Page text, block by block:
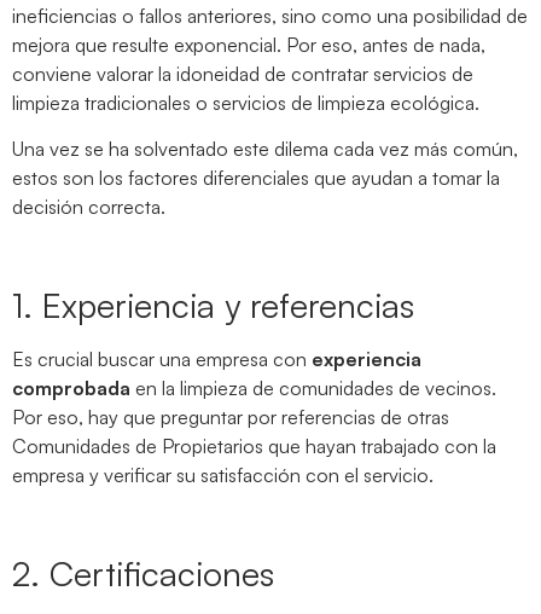
ineficiencias o fallos anteriores, sino como una posibilidad de
mejora que resulte exponencial. Por eso, antes de nada,
conviene valorar la idoneidad de contratar servicios de
limpieza tradicionales o servicios de limpieza ecológica.
Una vez se ha solventado este dilema cada vez más común,
estos son los factores diferenciales que ayudan a tomar la
decisión correcta.
1. Experiencia y referencias
Es crucial buscar una empresa con experiencia
comprobada en la limpieza de comunidades de vecinos.
Por eso, hay que preguntar por referencias de otras
Comunidades de Propietarios que hayan trabajado con la
empresa y verificar su satisfacción con el servicio.
2. Certificaciones